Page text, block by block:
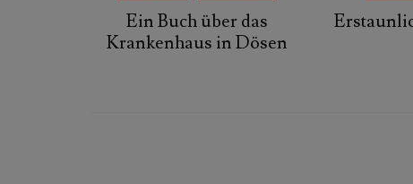
Ein Buch über das
Krankenhaus in Dösen